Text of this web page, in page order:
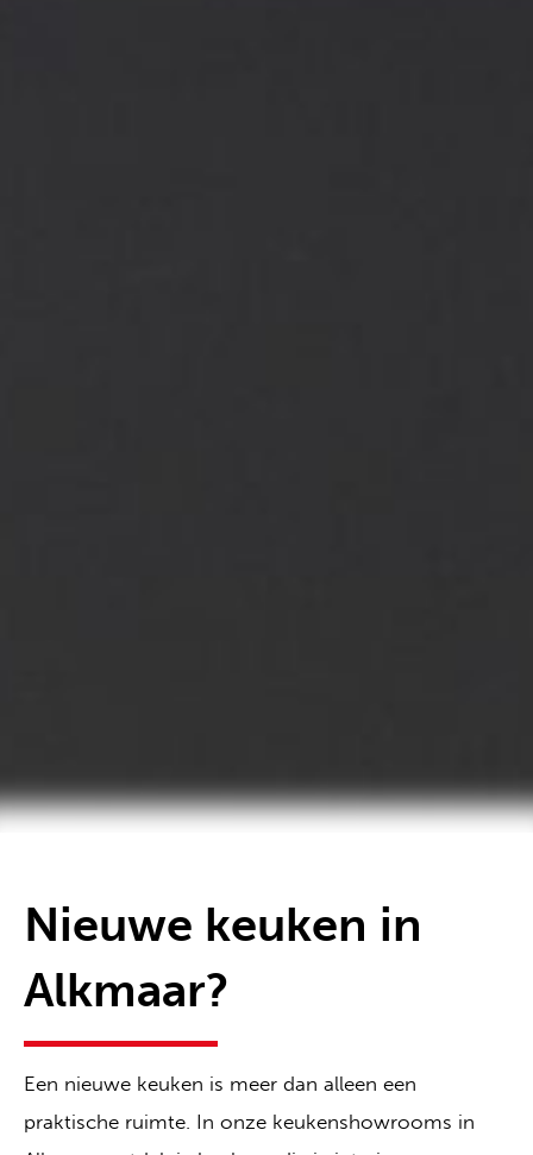
Nieuwe keuken in
Alkmaar?
Een nieuwe keuken is meer dan alleen een
praktische ruimte. In onze keukenshowrooms in